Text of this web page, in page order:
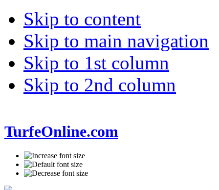
Skip to content
Skip to main navigation
Skip to 1st column
Skip to 2nd column
TurfeOnline.com